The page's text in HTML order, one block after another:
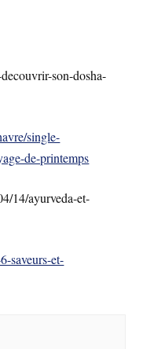
son-dosha-
single-
de-printemps
14/ayurveda-et-
saveurs-et-